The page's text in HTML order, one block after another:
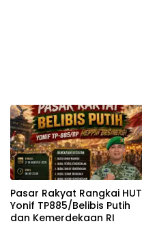
Pasar Rakyat Rangkai HUT
Yonif TP885/Belibis Putih
dan Kemerdekaan RI